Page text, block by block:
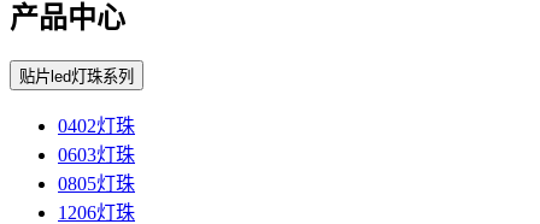
产品中心
贴片led灯珠系列
0402灯珠
0603灯珠
0805灯珠
1206灯珠